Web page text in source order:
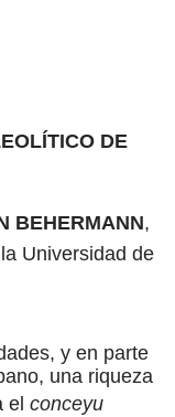
DE
BEHERMANN,
Universidad de
y en parte
una riqueza
el conceyu